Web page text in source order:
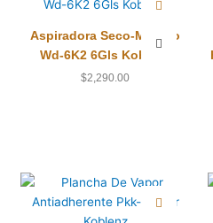
Aspiradora Seco-Mojado
Wd-6K2 6Gls Koblenz
$2,290.00